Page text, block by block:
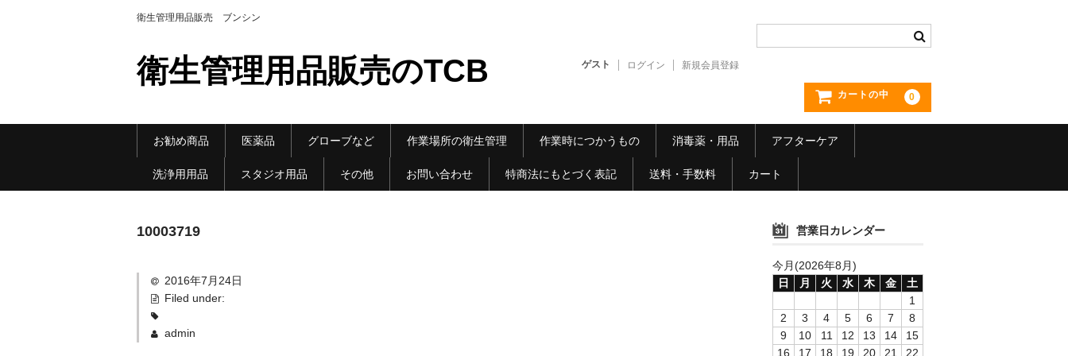
衛生管理用品販売 ブンシン
衛生管理用品販売のTCB ゲスト ログイン 新規会員登録
カートの中 0
お勧め商品 医薬品 グローブなど 作業場所の衛生管理 作業時につかうもの 消毒薬・用品 アフターケア
洗浄用用品 スタジオ用品 その他 お問い合わせ 特商法にもとづく表記 送料・手数料 カート
10003719
2016年7月24日
Filed under:
admin
営業日カレンダー
今月(2026年8月)
日
月 火 水 木 金
土
1
2
3 4 5 6 7
8
9
10 11 12 13 14
15
16
17 18 19 20 21
22